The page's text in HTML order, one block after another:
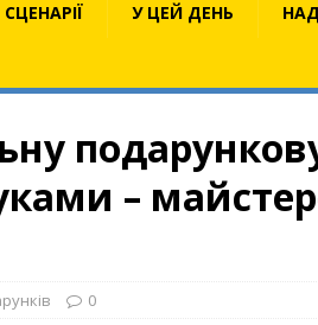
СЦЕНАРІЇ У ЦЕЙ ДЕНЬ
–
0